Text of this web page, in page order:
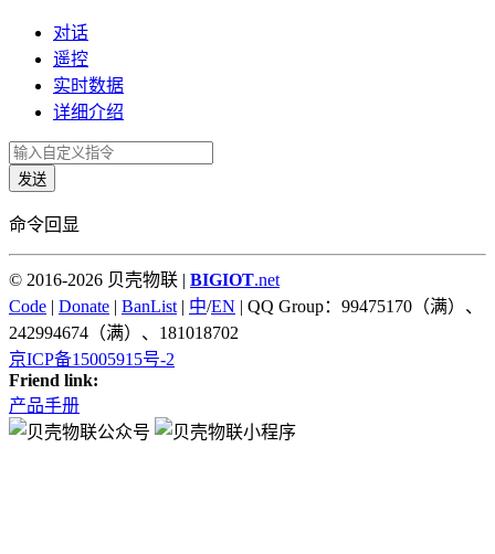
对话
遥控
实时数据
详细介绍
发送
命令回显
© 2016-2026 贝壳物联 | BIGIOT.net
Code | Donate | BanList | 中/EN | QQ Group：99475170（满）、
242994674（满）、181018702
京ICP备15005915号-2
Friend link:
产品手册